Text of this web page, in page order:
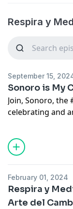
Respira y
September 15,
Sonoro is My
Join, Sonoro,
celebrating and
Learn more
megaphone.fm/
February 01, 2024
Respira y
Arte del